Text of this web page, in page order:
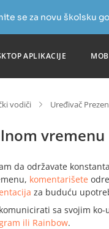
se za novu školsku
APLIKACIJE
vodiči Uređivač
vremenu
da održavate
komentarišete
za buduću
sa svojim
ili Rainbow.